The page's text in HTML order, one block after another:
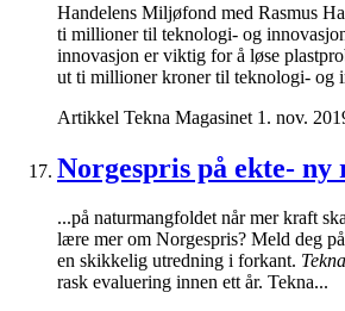
Handelens Miljøfond med Rasmus
ti millioner til teknologi- og
innovasjon er viktig for å løse
ut ti millioner kroner til teknologi- og
Artikkel Tekna Magasinet 1. nov.
Norgespris på ekte-
...på naturmangfoldet når mer kraft
lære mer om Norgespris? Meld deg
en skikkelig utredning i forkant.
rask evaluering innen ett år. Tekna...